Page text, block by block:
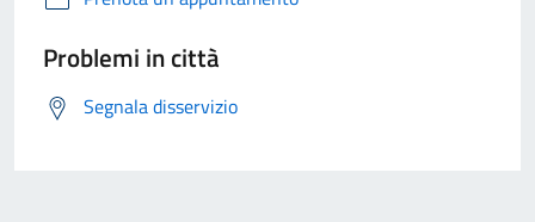
Problemi in città
Segnala disservizio